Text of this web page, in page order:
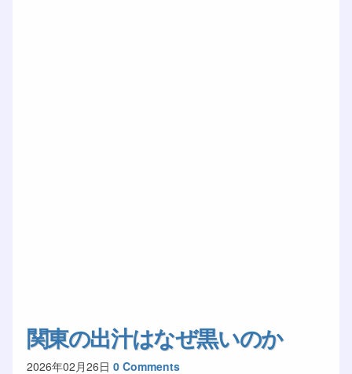
関東の出汁はなぜ黒いのか
2026年02月26日 0 Comments